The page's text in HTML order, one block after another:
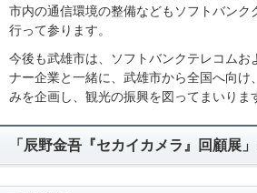
市内の通信環境の整備などもソフトバンク
行って参ります。
今後も武雄市は、ソフトバンクテレコムお
ナー企業と一緒に、武雄市から全国へ向け
みを企画し、観光の振興を図ってまいりま
「辰野金吾『セカイカメラ』回顧展